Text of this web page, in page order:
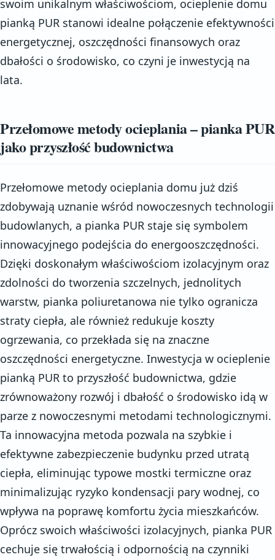
swoim unikalnym właściwościom, ocieplenie domu
pianką PUR stanowi idealne połączenie efektywności
energetycznej, oszczędności finansowych oraz
dbałości o środowisko, co czyni je inwestycją na
lata.
Przełomowe metody ocieplania – pianka PUR
jako przyszłość budownictwa
Przełomowe metody ocieplania domu już dziś
zdobywają uznanie wśród nowoczesnych technologii
budowlanych, a pianka PUR staje się symbolem
innowacyjnego podejścia do energooszczędności.
Dzięki doskonałym właściwościom izolacyjnym oraz
zdolności do tworzenia szczelnych, jednolitych
warstw, pianka poliuretanowa nie tylko ogranicza
straty ciepła, ale również redukuje koszty
ogrzewania, co przekłada się na znaczne
oszczędności energetyczne. Inwestycja w ocieplenie
pianką PUR to przyszłość budownictwa, gdzie
zrównoważony rozwój i dbałość o środowisko idą w
parze z nowoczesnymi metodami technologicznymi.
Ta innowacyjna metoda pozwala na szybkie i
efektywne zabezpieczenie budynku przed utratą
ciepła, eliminując typowe mostki termiczne oraz
minimalizując ryzyko kondensacji pary wodnej, co
wpływa na poprawę komfortu życia mieszkańców.
Oprócz swoich właściwości izolacyjnych, pianka PUR
cechuje się trwałością i odpornością na czynniki